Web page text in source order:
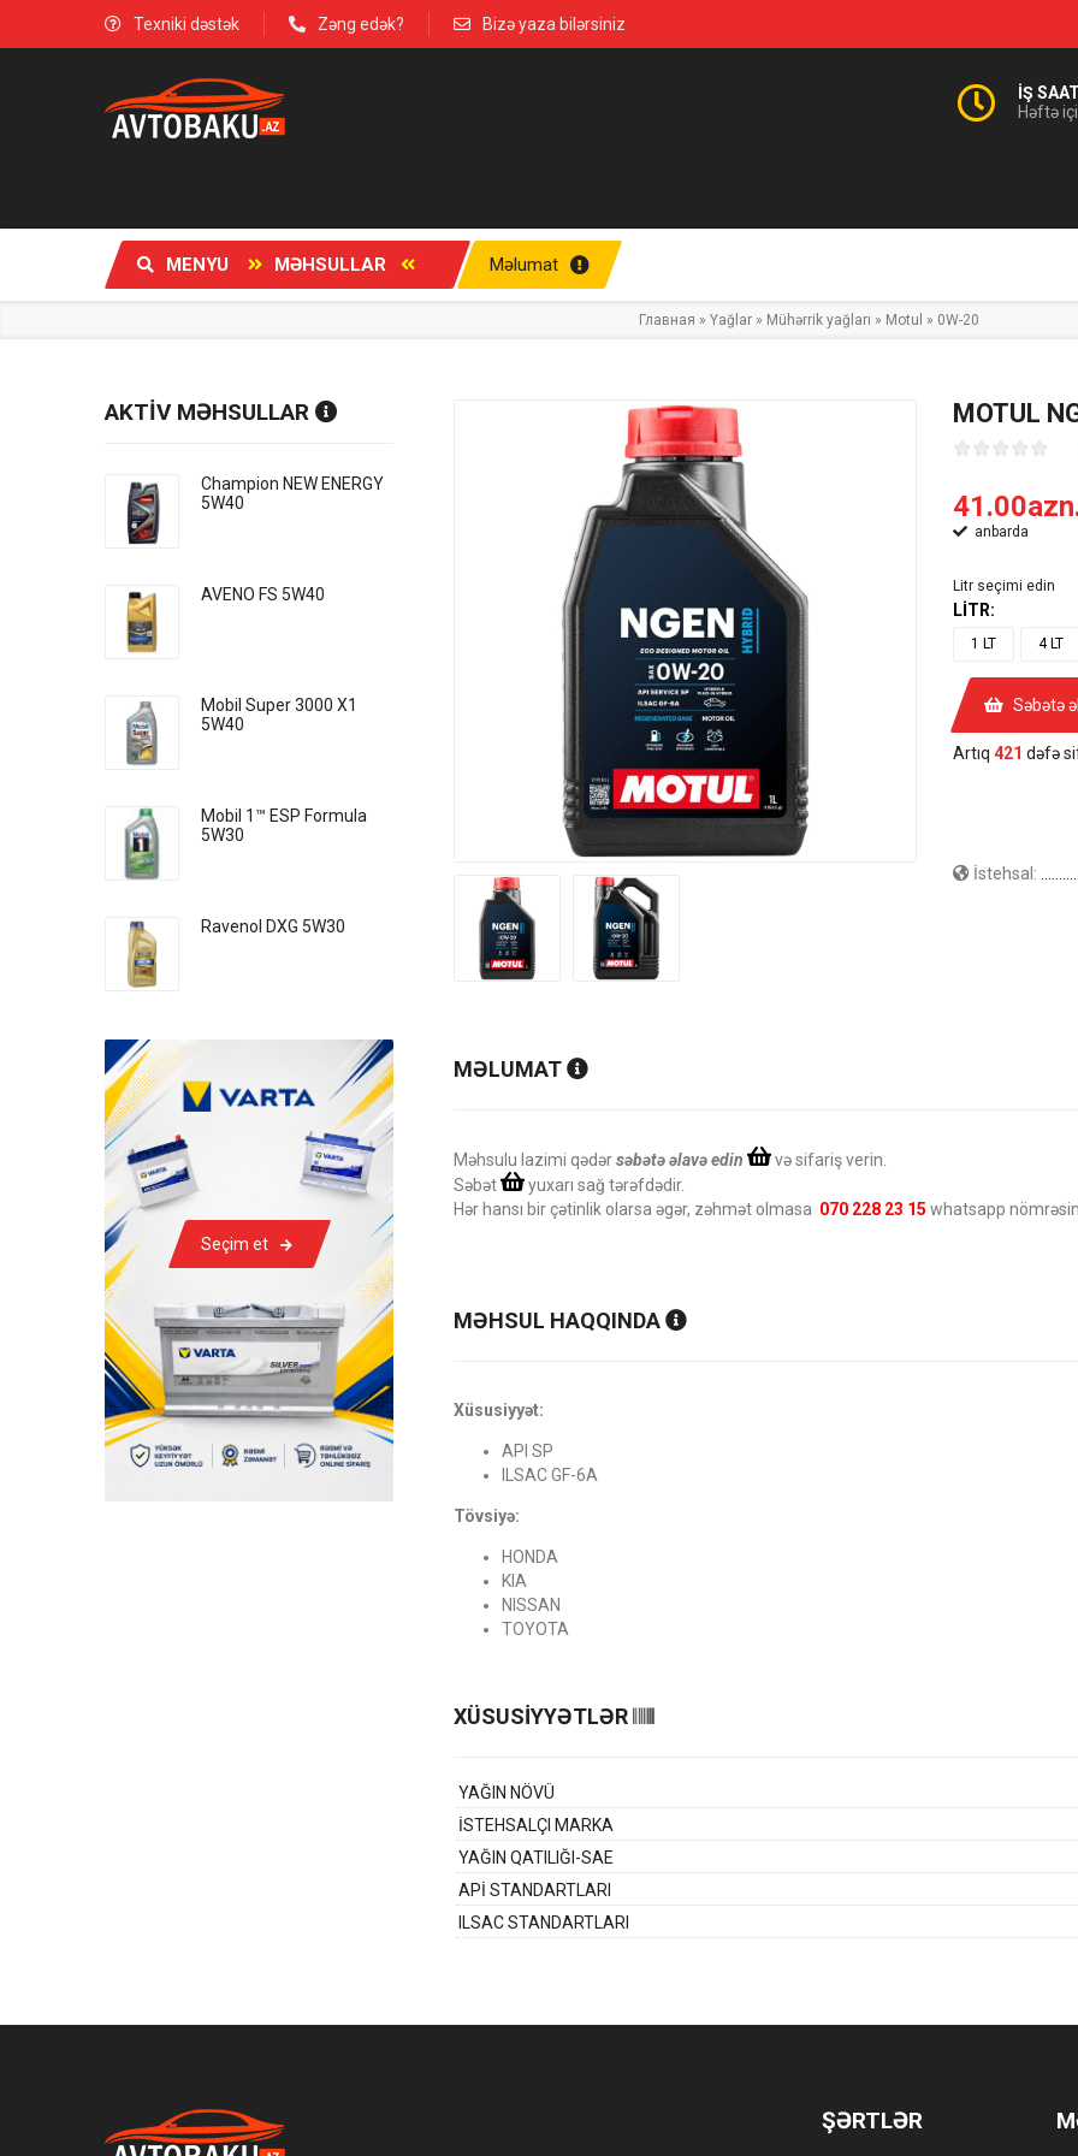
Texniki dəstək Zəng edək? Bizə yaza bilərsiniz
İŞ
Həftə
MENYU MƏHSULLAR Məlumat
Главная » Yağlar» Mühərrik yağları » Motul » 0W-20
MOTUL
anbarda
Litr seçimi edin
LİTR:
1 LT 4 LT
Səbətə
Artıq 421 dəfə
İstehsal:
MƏLUMAT
Məhsulu lazimi qədərsəbətə əlavə edin
və sifariş verin.
Səbət
yuxarı sağ tərəfdədir.
Hər hansı bir çətinlik olarsa əgər, zəhmət olmasa 070 228 23 15 whatsapp
MƏHSUL HAQQINDA
Xüsusiyyət:
API SP
ILSAC GF-6A
Tövsiyə:
HONDA
KIA
NISSAN
TOYOTA
XÜSUSİYYƏTLƏR
YAĞIN NÖVÜ
İSTEHSALÇI MARKA
YAĞIN QATILIĞI-SAE
APİ STANDARTLARI
ILSAC STANDARTLARI
AKTİV MƏHSULLAR
Champion NEW ENERGY
5W40
AVENO FS 5W40
Mobil Super 3000 X1
5W40
Mobil 1™ ESP Formula
5W30
Ravenol DXG 5W30
Seçim et
ŞƏRTLƏR